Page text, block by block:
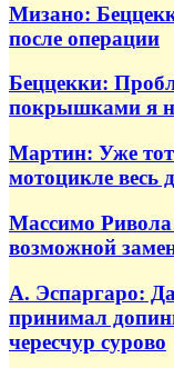
Мизано:
после операции
Беццекки:
покрышками я
Мартин: Уже тот
мотоцикле весь
Массимо
возможной
А. Эспаргаро:
принимал
чересчур сурово